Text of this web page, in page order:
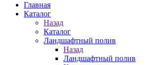
Главная
Каталог
Назад
Каталог
Ландшафтный полив
Назад
Ландшафтный полив